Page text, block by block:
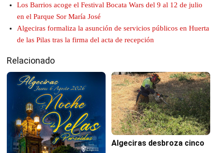
Los Barrios acoge el Festival Bocata Wars del 9 al 12 de julio
en el Parque Sor María José
Algeciras formaliza la asunción de servicios públicos en Huerta
de las Pilas tras la firma del acta de recepción
Relacionado
Algeciras desbroza cinco